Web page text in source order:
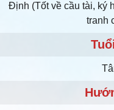
Định (Tốt về cầu tài, ký
tranh